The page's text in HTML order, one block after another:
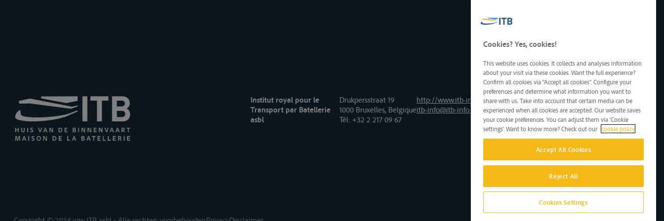
Institut royal pour le
Transport par Batellerie
asbl
Drukpersstraat 19
1000 Bruxelles, Belgique
Tél: +32 2 217 09 67
http://www.itb-info.be
itb-info@itb-info.be
Cookies? Yes, cookies!
This website uses cookies. It collects and analyses information
about your visit via these cookies. Want the full experience?
Confirm all cookies via "Accept all cookies". Configure your
preferences and determine what information you want to
share with us. Take into account that certain media can be
experienced when all cookies are accepted. Our website saves
your cookie preferences. You can adjust them via 'Cookie
settings'. Want to know more? Check out our cookie policy
Accept All Cookies
Reject All
Cookies Settings